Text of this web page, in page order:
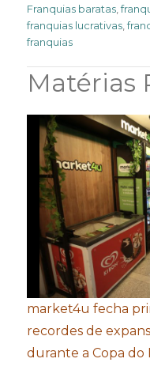
Franquias baratas,
franquias lucrativas,
franquias
Matérias
market4u fecha
recordes de
durante a Copa do